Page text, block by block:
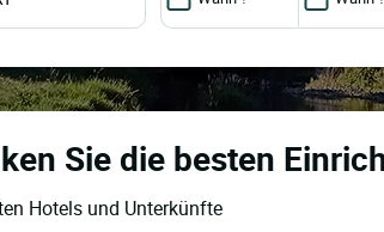
Sie die besten
Hotels und Unterkünfte